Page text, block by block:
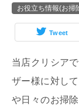
お役立ち情報(お掃
Tweet
当店クリシア
ザー様に対し
や日々のお掃